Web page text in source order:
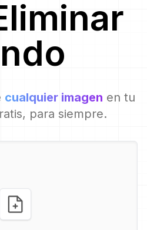
cualquier imagen en tu
para siempre.